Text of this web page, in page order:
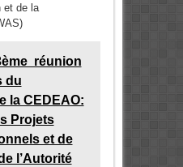
et de la
réunion
du
la CEDEAO:
Projets
et de
l’Autorité